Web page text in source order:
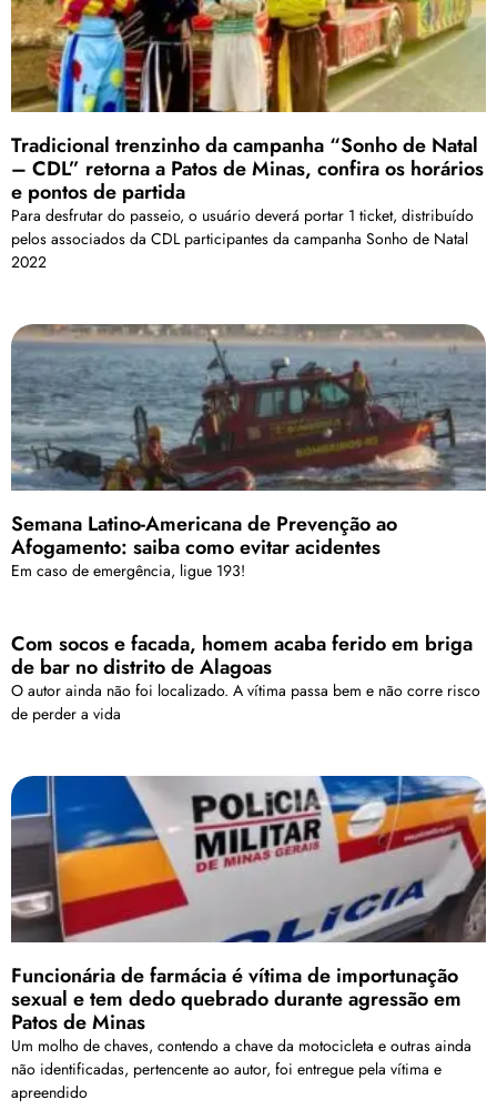
Tradicional trenzinho da campanha “Sonho de Natal
– CDL” retorna a Patos de Minas, confira os horários
e pontos de partida
Para desfrutar do passeio, o usuário deverá portar 1 ticket, distribuído
pelos associados da CDL participantes da campanha Sonho de Natal
2022
Semana Latino-Americana de Prevenção ao
Afogamento: saiba como evitar acidentes
Em caso de emergência, ligue 193!
Com socos e facada, homem acaba ferido em briga
de bar no distrito de Alagoas
O autor ainda não foi localizado. A vítima passa bem e não corre risco
de perder a vida
Funcionária de farmácia é vítima de importunação
sexual e tem dedo quebrado durante agressão em
Patos de Minas
Um molho de chaves, contendo a chave da motocicleta e outras ainda
não identificadas, pertencente ao autor, foi entregue pela vítima e
apreendido